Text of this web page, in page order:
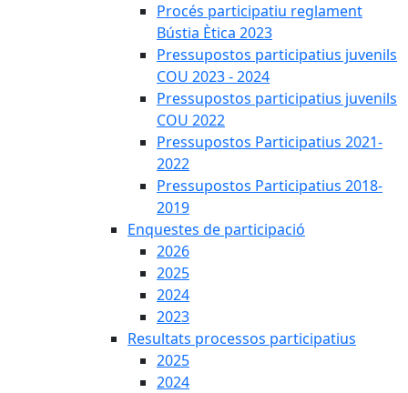
Procés participatiu reglament
Bústia Ètica 2023
Pressupostos participatius juvenils
COU 2023 - 2024
Pressupostos participatius juvenils
COU 2022
Pressupostos Participatius 2021-
2022
Pressupostos Participatius 2018-
2019
Enquestes de participació
2026
2025
2024
2023
Resultats processos participatius
2025
2024